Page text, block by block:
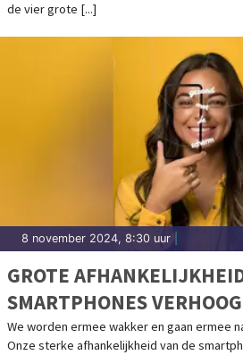
de vier grote [...]
8 november 2024, 8:30 uur
GROTE
SMARTPHONES
We worden ermee wakker en gaan ermee
Onze sterke afhankelijkheid van de